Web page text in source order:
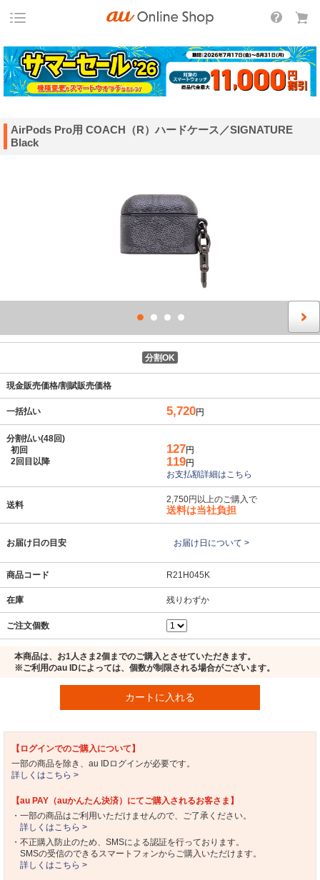
AirPods Pro用 COACH（R）ハードケース／SIGNATURE
Black
分割OK
現金販売価格/割賦販売価格
一括払い 5,720円
分割払い(48回)
初回
2回目以降
127円
119円
お支払額詳細はこちら
送料
2,750円以上のご購入で
送料は当社負担
お届け日の目安 お届け日について >
商品コード R21H045K
在庫 残りわずか
ご注文個数
本商品は、お1人さま2個までのご購入とさせていただきます。
※ご利用のau IDによっては、個数が制限される場合がございます。
カートに入れる
【ログインでのご購入について】
一部の商品を除き、au IDログインが必要です。
詳しくはこちら >
【au PAY（auかんたん決済）にてご購入されるお客さま】
・一部の商品はご利用いただけませんので、ご了承ください。
詳しくはこちら >
・不正購入防止のため、SMSによる認証を行っております。
SMSの受信のできるスマートフォンからご購入いただけます。
詳しくはこちら >